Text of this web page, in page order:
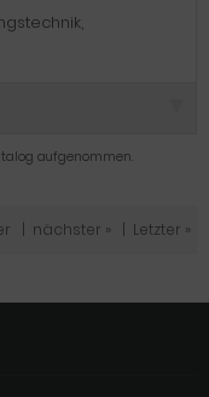
aufgenommen.
nächster » Letzter »